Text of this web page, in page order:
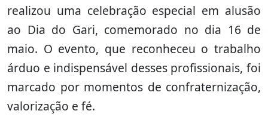
realizou uma celebração especial em alusão
ao Dia do Gari, comemorado no dia 16 de
maio. O evento, que reconheceu o trabalho
árduo e indispensável desses profissionais, foi
marcado por momentos de confraternização,
valorização e fé.